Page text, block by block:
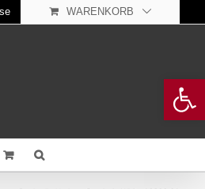
WARENKORB